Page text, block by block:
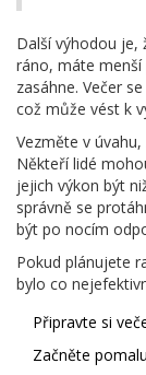
Další výhodou je,
ráno, máte
zasáhne. Večer
což může vést k
Vezměte v
Někteří lidé
jejich výkon být
správně se
být po nocím
Pokud plánujete
bylo co
Připravte si
Začněte